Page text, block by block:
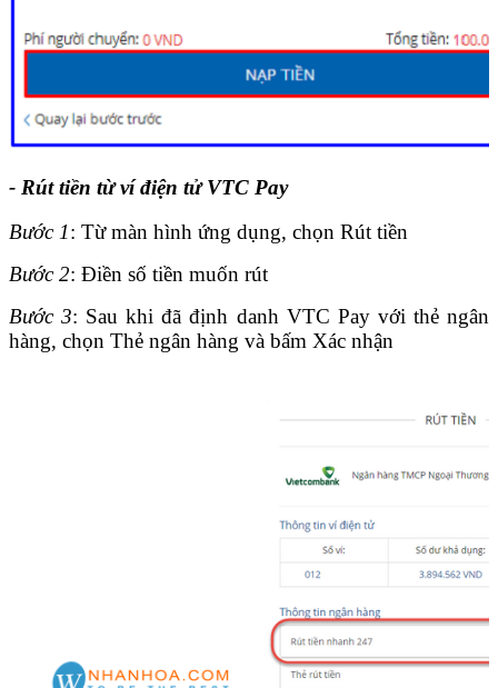
- Rút tiền từ ví điện tử VTC Pay
Bước 1: Từ màn hình ứng dụng, chọn Rút tiền
Bước 2: Điền số tiền muốn rút
Bước 3: Sau khi đã định danh VTC Pay với thẻ ngân
hàng, chọn Thẻ ngân hàng và bấm Xác nhận